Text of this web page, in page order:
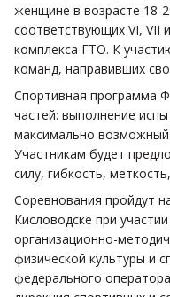
женщине в возрасте 18-
соответствующих VI, VII
комплекса ГТО. К
команд, направивших
Спортивная программа
частей: выполнение
максимально
Участникам будет
силу, гибкость,
Соревнования пройдут
Кисловодске при
организационно-
физической культуры и
федерального